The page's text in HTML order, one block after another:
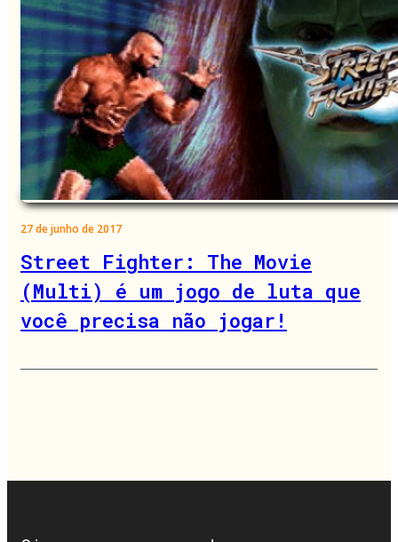
27 de junho de 2017
Street Fighter: The Movie
(Multi) é um jogo de luta que
você precisa não jogar!